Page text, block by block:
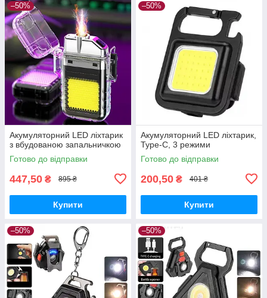
–50%
Акумуляторний LED ліхтарик
з вбудованою запальничкою
Готово до відправки
447,50 ₴ 895 ₴
Купити
–50%
Акумуляторний LED ліхтарик,
Type-C, 3 режими
Готово до відправки
200,50 ₴ 401 ₴
Купити
–50% –50%